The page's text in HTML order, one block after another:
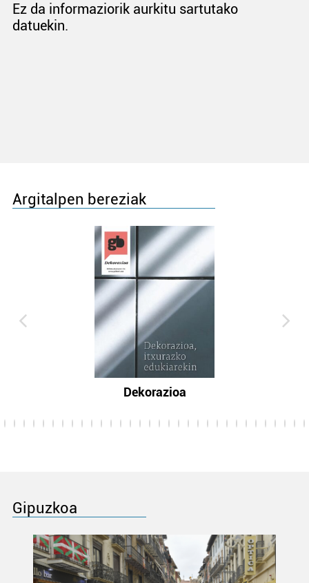
Ez da informaziorik aurkitu sartutako
datuekin.
Argitalpen bereziak
Dekorazioa
Gipuzkoa